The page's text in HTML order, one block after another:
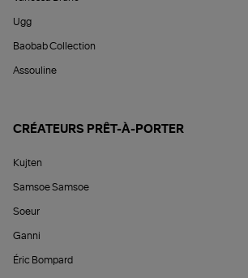
Ugg
Baobab Collection
Assouline
CRÉATEURS PRÊT-À-PORTER
Kujten
Samsoe Samsoe
Soeur
Ganni
Éric Bompard